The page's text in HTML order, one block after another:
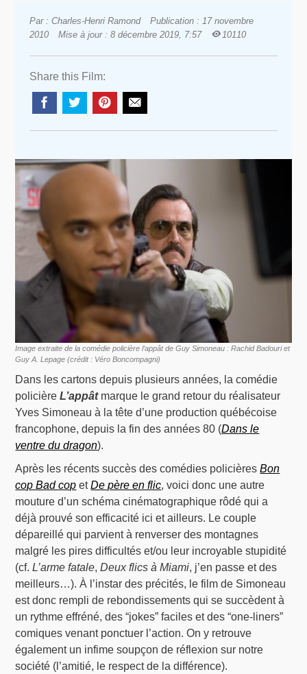
Par : Charles-Henri Ramond
Publication : 17 novembre
2010
Mise à jour : 8 décembre 2019, 7:57 10110
Share this Film:
Image extraite de la comédie policière l’appât de Guy Simoneau : Rachid Badouri et
Guy A. Lepage (crédit : Véro Boncompagni)
Dans les cartons depuis plusieurs années, la comédie
policièreL’appâtmarque le grand retour du réalisateur
Yves Simoneau à la tête d’une production québécoise
francophone, depuis la fin des années 80 (Dans le
ventre du dragon).
Après les récents succès des comédies policièresBon
cop Bad cop etDe père en flic, voici donc une autre
mouture d’un schéma cinématographique rôdé qui a
déjà prouvé son efficacité ici et ailleurs. Le couple
dépareillé qui parvient à renverser des montagnes
malgré les pires difficultés et/ou leur incroyable stupidité
(cf.L’arme fatale,Deux flics à Miami, j’en passe et des
meilleurs…). À l’instar des précités, le film de Simoneau
est donc rempli de rebondissements qui se succèdent à
un rythme effréné, des “jokes” faciles et des “one-liners”
comiques venant ponctuer l’action. On y retrouve
également un infime soupçon de réflexion sur notre
société (l’amitié, le respect de la différence).